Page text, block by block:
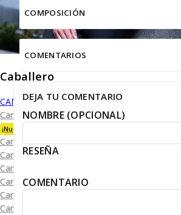
Caballero
CAMISAS
Camisa Premium Bambú
¡Nueva Colección!
Camisa Blanca
Camisa Performance
Camisa Piqué
Camisa Oxford
Camisa Lisa y Textura
Camisa Diseño
COMPOSICIÓN
COMENTARIOS
DEJA TU COMENTARIO
NOMBRE (OPCIONAL)
RESEÑA
COMENTARIO